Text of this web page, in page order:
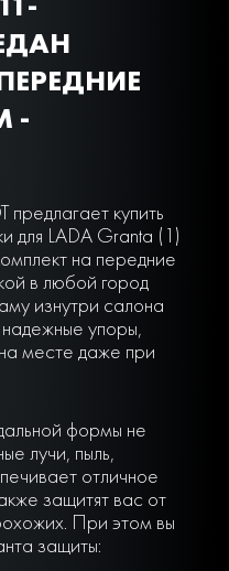
-
купить
для LADA Granta (1)
на передние
в любой город
изнутри салона
упоры,
месте даже при
формы не
лучи, пыль,
отличное
защитят вас от
При этом вы
защиты: